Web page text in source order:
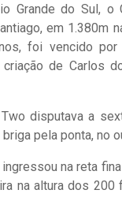
Grande do Sul, o
em 1.380m
foi vencido por
de Carlos
disputava a
pela ponta, no
na reta
na altura dos